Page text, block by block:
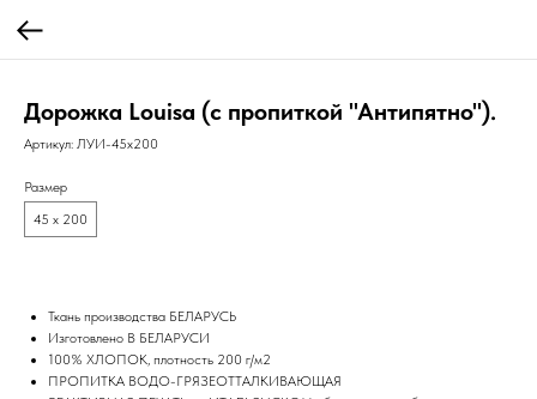
Дорожка Louisa (с пропиткой "Антипятно").
Артикул: ЛУИ-45х200
Размер
45 х 200
Ткань производства БЕЛАРУСЬ
Изготовлено В БЕЛАРУСИ
100% ХЛОПОК, плотность 200 г/м2
ПРОПИТКА ВОДО-ГРЯЗЕОТТАЛКИВАЮЩАЯ